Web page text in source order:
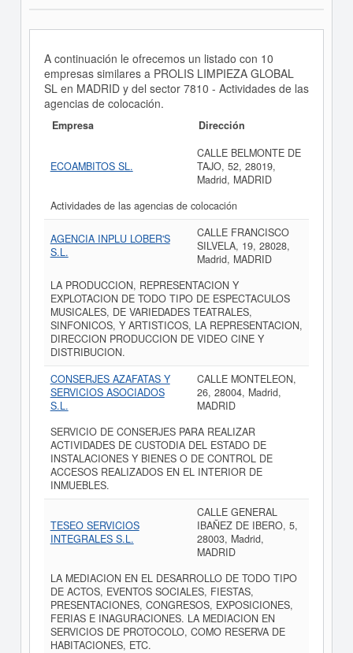
A continuación le ofrecemos un listado con 10
empresas similares a PROLIS LIMPIEZA GLOBAL
SL en MADRID y del sector 7810 - Actividades de las
agencias de colocación.
Empresa Dirección
ECOAMBITOS SL.
CALLE BELMONTE DE
TAJO, 52, 28019,
Madrid, MADRID
Actividades de las agencias de colocación
AGENCIA INPLU LOBER'S
S.L.
CALLE FRANCISCO
SILVELA, 19, 28028,
Madrid, MADRID
LA PRODUCCION, REPRESENTACION Y
EXPLOTACION DE TODO TIPO DE ESPECTACULOS
MUSICALES, DE VARIEDADES TEATRALES,
SINFONICOS, Y ARTISTICOS, LA REPRESENTACION,
DIRECCION PRODUCCION DE VIDEO CINE Y
DISTRIBUCION.
CONSERJES AZAFATAS Y
SERVICIOS ASOCIADOS
S.L.
CALLE MONTELEON,
26, 28004, Madrid,
MADRID
SERVICIO DE CONSERJES PARA REALIZAR
ACTIVIDADES DE CUSTODIA DEL ESTADO DE
INSTALACIONES Y BIENES O DE CONTROL DE
ACCESOS REALIZADOS EN EL INTERIOR DE
INMUEBLES.
TESEO SERVICIOS
INTEGRALES S.L.
CALLE GENERAL
IBAÑEZ DE IBERO, 5,
28003, Madrid,
MADRID
LA MEDIACION EN EL DESARROLLO DE TODO TIPO
DE ACTOS, EVENTOS SOCIALES, FIESTAS,
PRESENTACIONES, CONGRESOS, EXPOSICIONES,
FERIAS E INAGURACIONES. LA MEDIACION EN
SERVICIOS DE PROTOCOLO, COMO RESERVA DE
HABITACIONES, ETC.